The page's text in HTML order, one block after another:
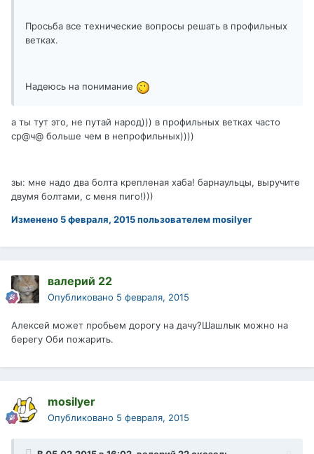
Просьба все технические вопросы решать в профильных
ветках.
Надеюсь на понимание
а ты тут это, не путай народ))) в профильных ветках часто
ср@ч@ больше чем в непрофильных))))
зы: мне надо два болта крепленая хаба! барнаульцы, выручите
двумя болтами, с меня пиго!)))
Изменено 5 февраля, 2015пользователем mosilyer
валерий 22
Опубликовано 5 февраля, 2015
Алексей может пробьем дорогу на дачу?Шашлык можно на
берегу Оби пожарить.
mosilyer
Опубликовано 5 февраля, 2015